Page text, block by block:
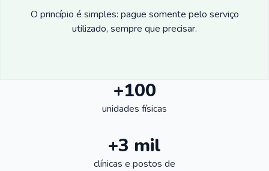
O princípio é simples: pague somente pelo serviço
utilizado, sempre que precisar.
+100
unidades físicas
+3 mil
clínicas e postos de